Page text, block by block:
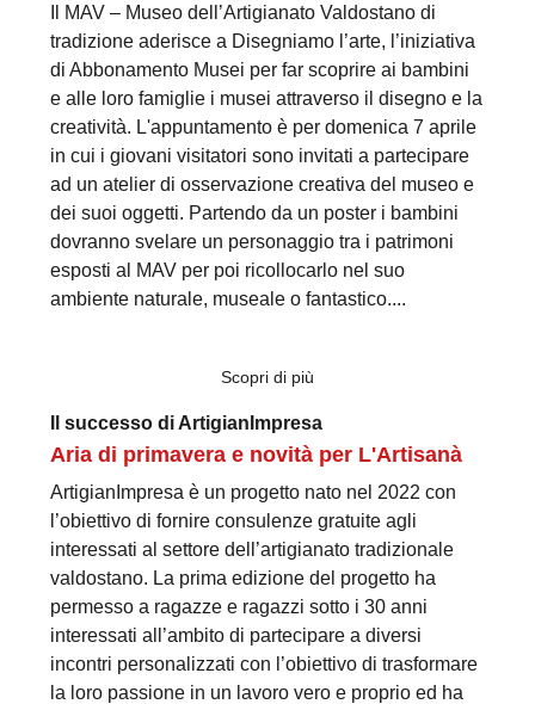
Il MAV – Museo dell’Artigianato Valdostano di
tradizione aderisce a Disegniamo l’arte, l’iniziativa
di Abbonamento Musei per far scoprire ai bambini
e alle loro famiglie i musei attraverso il disegno e la
creatività. L'appuntamento è per domenica 7 aprile
in cui i giovani visitatori sono invitati a partecipare
ad un atelier di osservazione creativa del museo e
dei suoi oggetti. Partendo da un poster i bambini
dovranno svelare un personaggio tra i patrimoni
esposti al MAV per poi ricollocarlo nel suo
ambiente naturale, museale o fantastico....
Scopri di più
Il successo di ArtigianImpresa
Aria di primavera e novità per L'Artisanà
ArtigianImpresa è un progetto nato nel 2022 con
l’obiettivo di fornire consulenze gratuite agli
interessati al settore dell’artigianato tradizionale
valdostano. La prima edizione del progetto ha
permesso a ragazze e ragazzi sotto i 30 anni
interessati all’ambito di partecipare a diversi
incontri personalizzati con l’obiettivo di trasformare
la loro passione in un lavoro vero e proprio ed ha